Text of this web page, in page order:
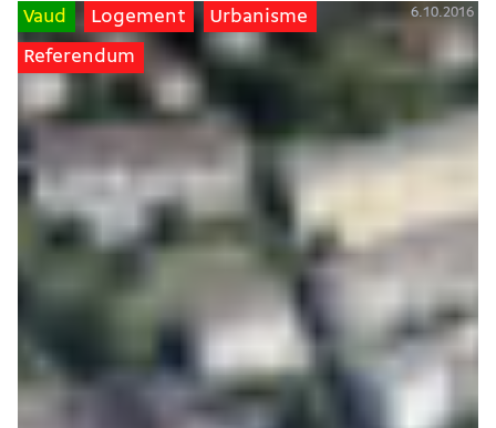
Vaud Logement Urbanisme
Referendum
6.10.2016